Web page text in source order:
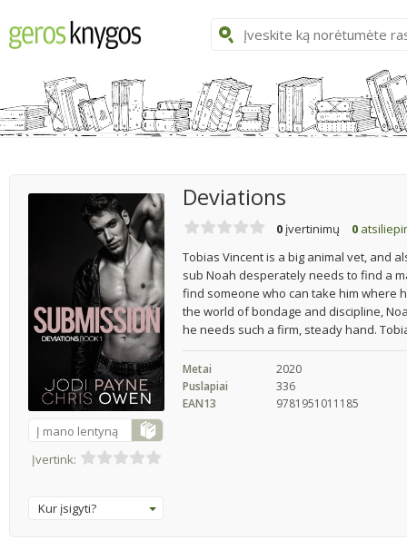
Į mano lentyną
Įvertink:
Kur įsigyti?
Deviations
0 įvertinimų 0
Tobias Vincent is a big animal vet, and
sub Noah desperately needs to find a
find someone who can take him where
the world of bondage and discipline,
he needs such a firm, steady hand.
Metai
2020
Puslapiai
336
EAN13
9781951011185